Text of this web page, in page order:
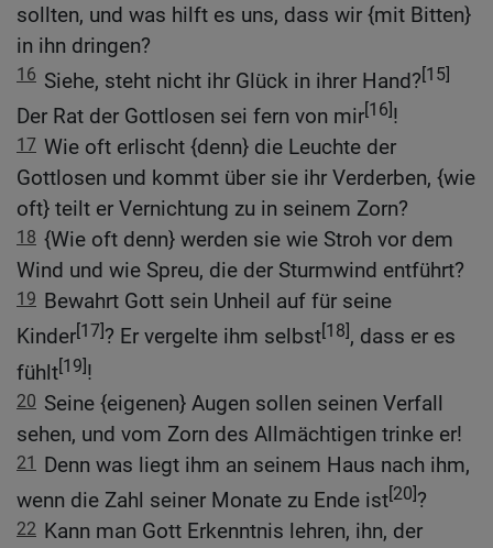
sollten, und was hilft es uns, dass wir {mit Bitten}
in ihn dringen?
16 Siehe, steht nicht ihr Glück in ihrer Hand?[15]
Der Rat der Gottlosen sei fern von mir[16]!
17 Wie oft erlischt {denn} die Leuchte der
Gottlosen und kommt über sie ihr Verderben, {wie
oft} teilt er Vernichtung zu in seinem Zorn?
18 {Wie oft denn} werden sie wie Stroh vor dem
Wind und wie Spreu, die der Sturmwind entführt?
19 Bewahrt Gott sein Unheil auf für seine
Kinder[17]? Er vergelte ihm selbst[18], dass er es
fühlt[19]!
20 Seine {eigenen} Augen sollen seinen Verfall
sehen, und vom Zorn des Allmächtigen trinke er!
21 Denn was liegt ihm an seinem Haus nach ihm,
wenn die Zahl seiner Monate zu Ende ist[20]?
22 Kann man Gott Erkenntnis lehren, ihn, der